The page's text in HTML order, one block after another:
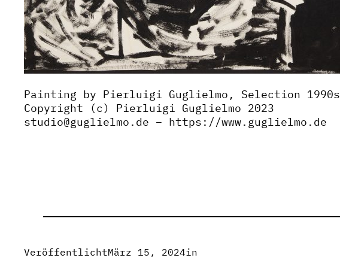
Painting by Pierluigi Guglielmo, Selection 1990s
Copyright (c) Pierluigi Guglielmo 2023
studio@guglielmo.de – https://www.guglielmo.de
VeröffentlichtMärz 15, 2024in